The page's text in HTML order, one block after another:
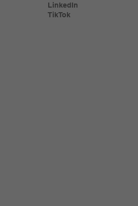
LinkedIn
TikTok